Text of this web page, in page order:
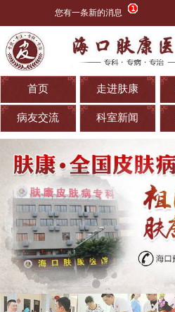
您有一条新的消息
首页 走进肤康
病友交流 科室新闻